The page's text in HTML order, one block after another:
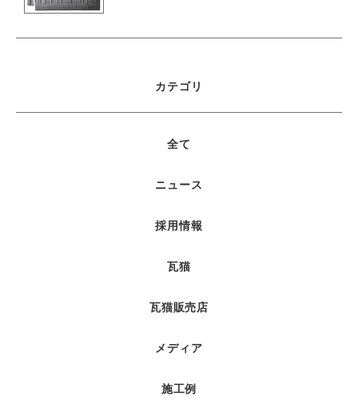
カテゴリ
全て
ニュース
採用情報
瓦猫
瓦猫販売店
メディア
施工例